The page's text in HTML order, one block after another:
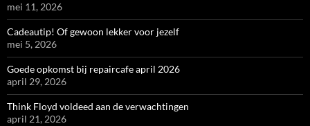
mei 11, 2026
Cadeautip! Of gewoon lekker voor jezelf
mei 5, 2026
Goede opkomst bij repaircafe april 2026
april 29, 2026
Think Floyd voldeed aan de verwachtingen
april 21, 2026